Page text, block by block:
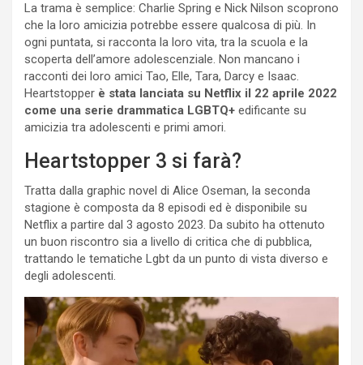
La trama è semplice: Charlie Spring e Nick Nilson scoprono
che la loro amicizia potrebbe essere qualcosa di più. In
ogni puntata, si racconta la loro vita, tra la scuola e la
scoperta dell’amore adolescenziale. Non mancano i
racconti dei loro amici Tao, Elle, Tara, Darcy e Isaac.
Heartstopper è stata lanciata su Netflix il 22 aprile 2022
come una serie drammatica LGBTQ+ edificante su
amicizia tra adolescenti e primi amori.
Heartstopper 3 si farà?
Tratta dalla graphic novel di Alice Oseman, la seconda
stagione è composta da 8 episodi ed è disponibile su
Netflix a partire dal 3 agosto 2023. Da subito ha ottenuto
un buon riscontro sia a livello di critica che di pubblica,
trattando le tematiche Lgbt da un punto di vista diverso e
degli adolescenti.